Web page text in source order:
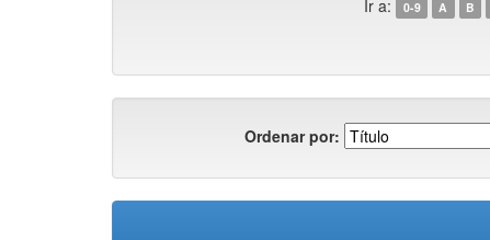
Ir a: 0-9 A B
Ordenar por: